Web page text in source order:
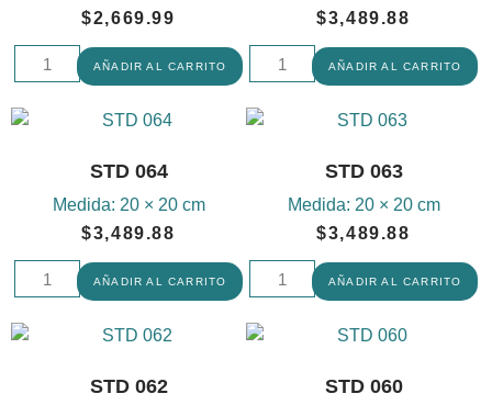
$2,669.99
AÑADIR AL CARRITO
$3,489.88
AÑADIR AL CARRITO
STD 064
Medida: 20 × 20 cm
$3,489.88
AÑADIR AL CARRITO
STD 063
Medida: 20 × 20 cm
$3,489.88
AÑADIR AL CARRITO
STD 062 STD 060